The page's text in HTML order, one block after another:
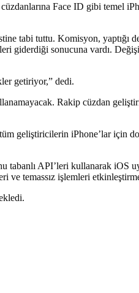
Face ID gibi temel
tabi tuttu. Komisyon, yaptığı
giderdiği sonucuna vardı.
getiriyor,” dedi.
Rakip cüzdan
geliştiricilerin iPhone’lar için
API’leri kullanarak iOS
ve temassız işlemleri